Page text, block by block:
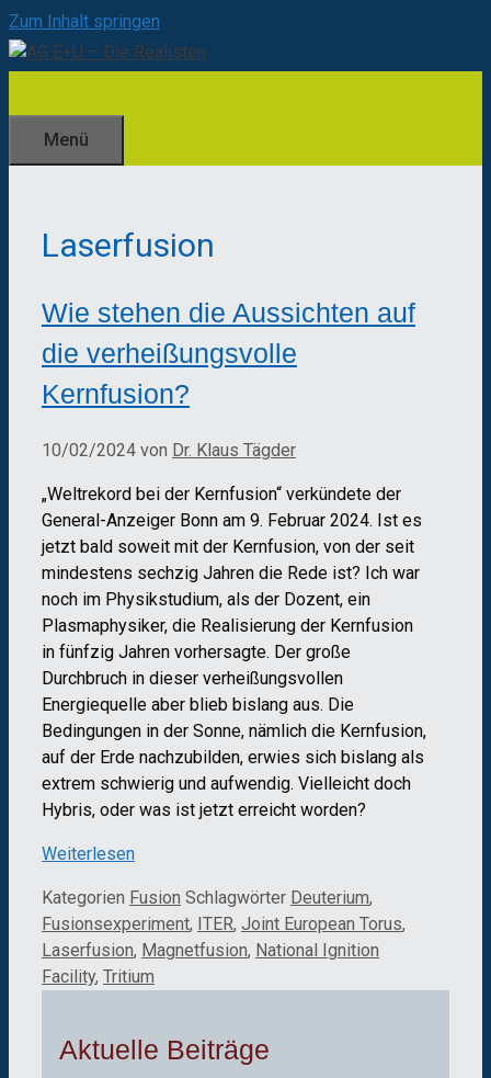
Zum Inhalt springen
Menü
Laserfusion
Wie stehen die Aussichten auf
die verheißungsvolle
Kernfusion?
10/02/2024 von Dr. Klaus Tägder
„Weltrekord bei der Kernfusion“ verkündete der
General-Anzeiger Bonn am 9. Februar 2024. Ist es
jetzt bald soweit mit der Kernfusion, von der seit
mindestens sechzig Jahren die Rede ist? Ich war
noch im Physikstudium, als der Dozent, ein
Plasmaphysiker, die Realisierung der Kernfusion
in fünfzig Jahren vorhersagte. Der große
Durchbruch in dieser verheißungsvollen
Energiequelle aber blieb bislang aus. Die
Bedingungen in der Sonne, nämlich die Kernfusion,
auf der Erde nachzubilden, erwies sich bislang als
extrem schwierig und aufwendig. Vielleicht doch
Hybris, oder was ist jetzt erreicht worden?
Weiterlesen
Kategorien Fusion Schlagwörter Deuterium,
Fusionsexperiment, ITER, Joint European Torus,
Laserfusion, Magnetfusion, National Ignition
Facility, Tritium
Aktuelle Beiträge